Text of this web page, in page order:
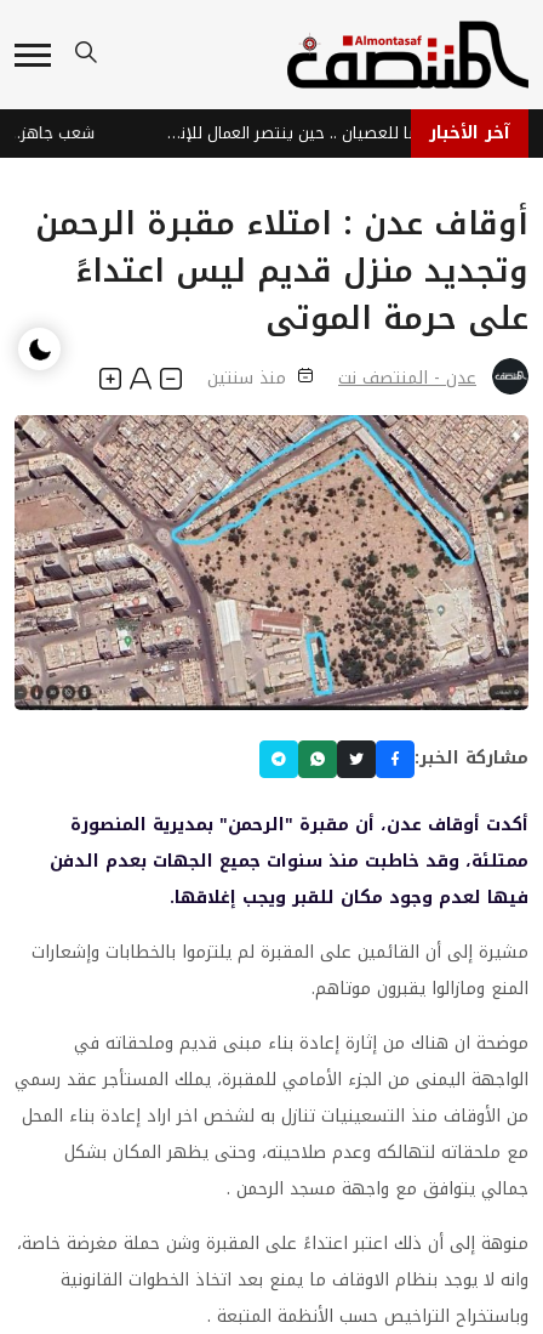
آخر الأخبار نبض عدن الحية رفضًا للعصيان .. حين ينتصر العمال للإنسان والوطن شعب جاهز…
أوقاف عدن : امتلاء مقبرة الرحمن
وتجديد منزل قديم ليس اعتداءً
على حرمة الموتى
عدن - المنتصف نت منذ سنتين
مشاركة الخبر:
أكدت أوقاف عدن، أن مقبرة "الرحمن" بمديرية المنصورة
ممتلئة، وقد خاطبت منذ سنوات جميع الجهات بعدم الدفن
فيها لعدم وجود مكان للقبر ويجب إغلاقها.
مشيرة إلى أن القائمين على المقبرة لم يلتزموا بالخطابات وإشعارات
المنع ومازالوا يقبرون موتاهم.
موضحة ان هناك من إثارة إعادة بناء مبنى قديم وملحقاته في
الواجهة اليمنى من الجزء الأمامي للمقبرة، يملك المستأجر عقد رسمي
من الأوقاف منذ التسعينيات تنازل به لشخص اخر اراد إعادة بناء المحل
مع ملحقاته لتهالكه وعدم صلاحيته، وحتى يظهر المكان بشكل
جمالي يتوافق مع واجهة مسجد الرحمن .
منوهة إلى أن ذلك اعتبر اعتداءً على المقبرة وشن حملة مغرضة خاصة،
وانه لا يوجد بنظام الاوقاف ما يمنع بعد اتخاذ الخطوات القانونية
وباستخراح التراخيص حسب الأنظمة المتبعة .